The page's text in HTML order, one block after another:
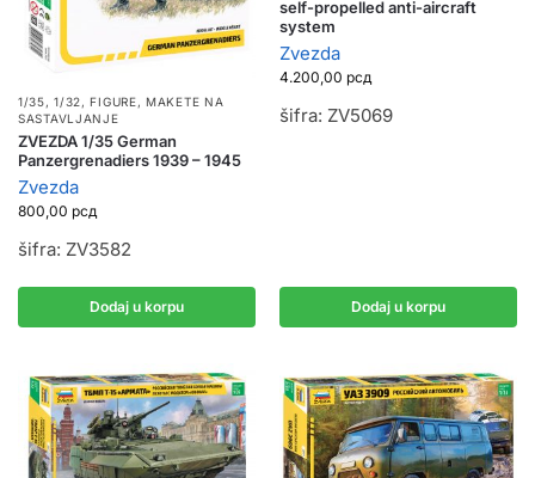
1/35, 1/32, FIGURE, MAKETE NA
SASTAVLJANJE
ZVEZDA 1/35 German
Panzergrenadiers 1939 – 1945
Zvezda
800,00 рсд
šifra: ZV3582
Dodaj u korpu
self-propelled anti-aircraft
system
Zvezda
4.200,00 рсд
šifra: ZV5069
Dodaj u korpu